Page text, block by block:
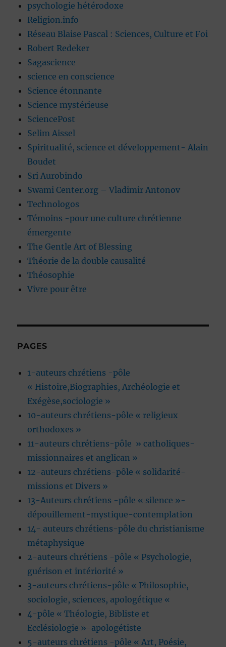
psychologie hétérodoxe
Religion.info
Réseau Blaise Pascal : Sciences, Culture et Foi
Robert Redeker
Sagascience
science en conscience
Science étonnante
Science mystérieuse
SciencePost
Selim Aissel
Spiritualité, science et développement- Alain
Boudet
Sri Aurobindo
Swami Center.org – Vladimir Antonov
Technologos
Témoins -pour une culture chrétienne
émergente
The Gentle Art of Blessing
Théorie de la double causalité
Théosophie
Vivre pour être
PAGES
1-auteurs chrétiens -pôle
« Histoire,Biographies, Archéologie et
Exégèse,sociologie »
10-auteurs chrétiens-pôle « religieux
orthodoxes »
11-auteurs chrétiens-pôle » catholiques-
missionnaires et anglican »
12-auteurs chrétiens-pôle « solidarité-
missions et Divers »
13-Auteurs chrétiens -pôle « silence »-
dépouillement-mystique-contemplation
14- auteurs chrétiens-pôle du christianisme
métaphysique
2-auteurs chrétiens -pôle « Psychologie,
guérison et intériorité »
3-auteurs chrétiens-pôle « Philosophie,
sociologie, sciences, apologétique «
4-pôle « Théologie, Bibliste et
Ecclésiologie »-apologétiste
5-auteurs chrétiens -pôle « Art, Poésie,